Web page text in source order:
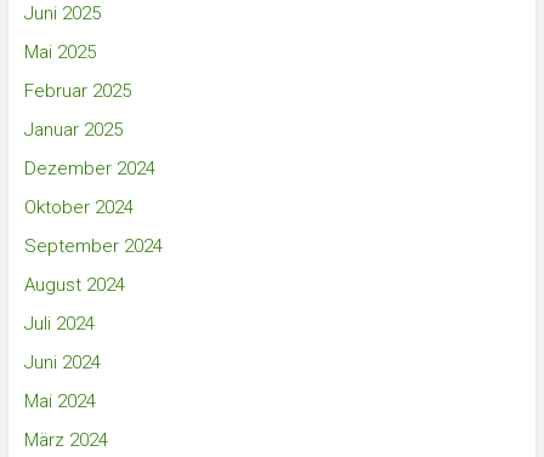
Juni 2025
Mai 2025
Februar 2025
Januar 2025
Dezember 2024
Oktober 2024
September 2024
August 2024
Juli 2024
Juni 2024
Mai 2024
März 2024